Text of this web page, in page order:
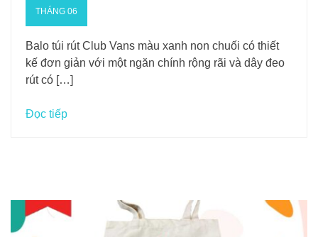
THÁNG 06
Balo túi rút Club Vans màu xanh non chuối có thiết
kế đơn giản với một ngăn chính rộng rãi và dây đeo
rút có […]
Đọc tiếp